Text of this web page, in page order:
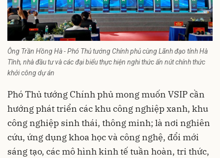
Ông Trần Hồng Hà - Phó Thủ tướng Chính phủ cùng Lãnh đạo tỉnh Hà
Tĩnh, nhà đầu tư và các đại biểu thực hiện nghi thức ấn nút chính thức
khởi công dự án
Phó Thủ tướng Chính phủ mong muốn VSIP cần
hướng phát triển các khu công nghiệp xanh, khu
công nghiệp sinh thái, thông minh; là nơi nghiên
cứu, ứng dụng khoa học và công nghệ, đổi mới
sáng tạo, các mô hình kinh tế tuần hoàn, tri thức,